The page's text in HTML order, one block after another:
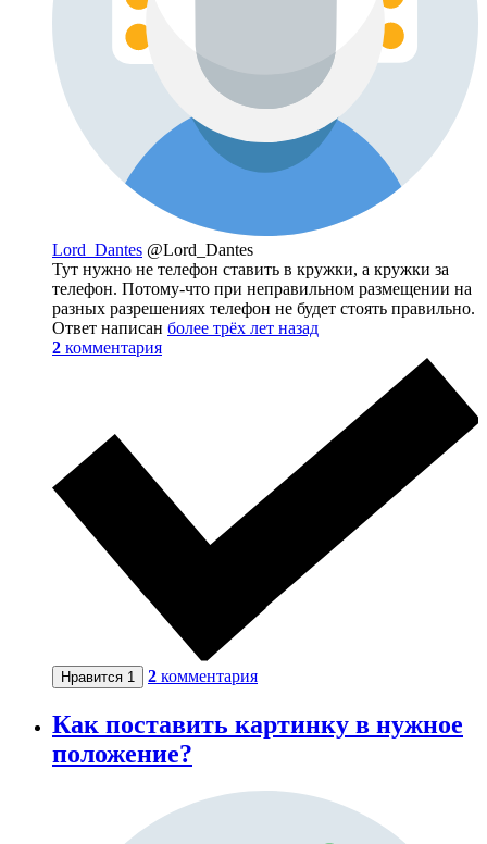
Lord_Dantes @Lord_Dantes
Тут нужно не телефон ставить в кружки, а кружки за
телефон. Потому-что при неправильном размещении на
разных разрешениях телефон не будет стоять правильно.
Ответ написан более трёх лет назад
2 комментария
Нравится 1 2 комментария
Как поставить картинку в нужное
положение?